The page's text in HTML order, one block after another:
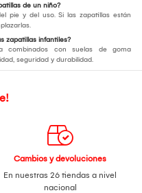
de un niño?
pie y del uso. Si las zapatillas están
zapatillas infantiles?
combinados con suelas de goma
seguridad y durabilidad.
Cambios y devoluciones
En nuestras 26 tiendas a nivel
nacional